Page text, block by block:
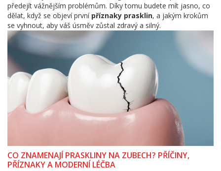
předejít vážnějším problémům. Díky tomu budete mít jasno, co
dělat, když se objeví první příznaky prasklin, a jakým krokům
se vyhnout, aby váš úsměv zůstal zdravý a silný.
CO ZNAMENAJÍ PRASKLINY NA ZUBECH? PŘÍČINY,
PŘÍZNAKY A MODERNÍ LÉČBA